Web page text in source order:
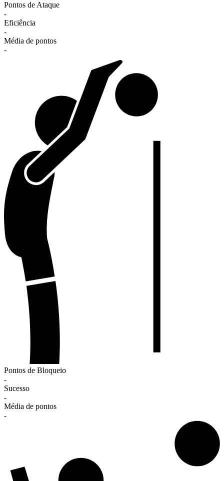
Pontos de Ataque
-
Eficiência
-
Média de pontos
-
Pontos de Bloqueio
-
Sucesso
-
Média de pontos
-